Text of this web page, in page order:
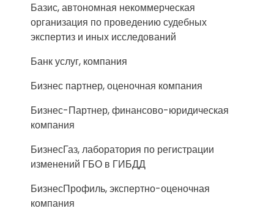
Базис, автономная некоммерческая
организация по проведению судебных
экспертиз и иных исследований
Банк услуг, компания
Бизнес партнер, оценочная компания
Бизнес-Партнер, финансово-юридическая
компания
БизнесГаз, лаборатория по регистрации
изменений ГБО в ГИБДД
БизнесПрофиль, экспертно-оценочная
компания